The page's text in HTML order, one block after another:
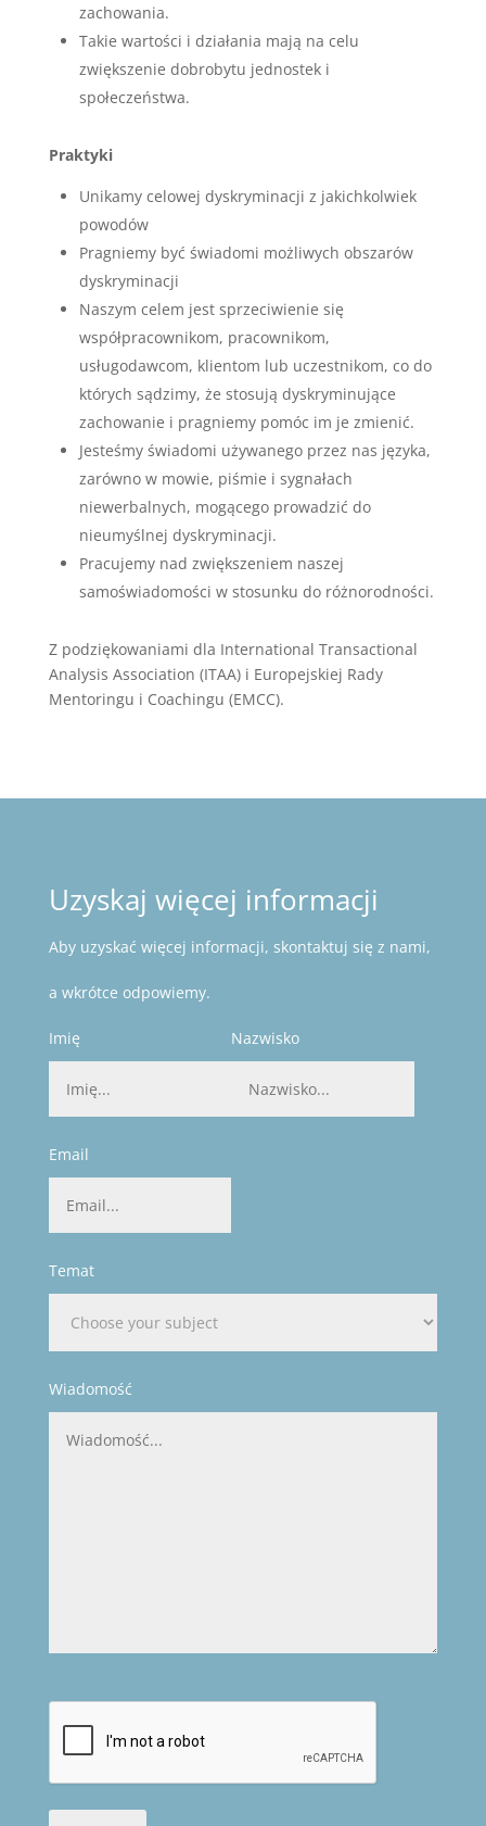
zachowania.
Takie wartości i działania mają na celu
zwiększenie dobrobytu jednostek i
społeczeństwa.
Praktyki
Unikamy celowej dyskryminacji z jakichkolwiek
powodów
Pragniemy być świadomi możliwych obszarów
dyskryminacji
Naszym celem jest sprzeciwienie się
współpracownikom, pracownikom,
usługodawcom, klientom lub uczestnikom, co do
których sądzimy, że stosują dyskryminujące
zachowanie i pragniemy pomóc im je zmienić.
Jesteśmy świadomi używanego przez nas języka,
zarówno w mowie, piśmie i sygnałach
niewerbalnych, mogącego prowadzić do
nieumyślnej dyskryminacji.
Pracujemy nad zwiększeniem naszej
samoświadomości w stosunku do różnorodności.
Z podziękowaniami dla International Transactional
Analysis Association (ITAA) i Europejskiej Rady
Mentoringu i Coachingu (EMCC).
Uzyskaj więcej informacji
Aby uzyskać więcej informacji, skontaktuj się z nami,
a wkrótce odpowiemy.
Imię Nazwisko
Email
Temat
Wiadomość